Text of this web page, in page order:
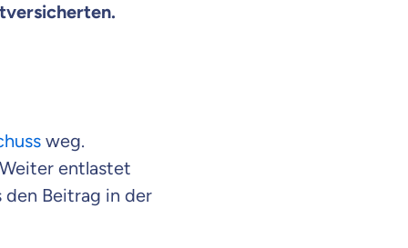
weg.
entlastet
den Beitrag in der